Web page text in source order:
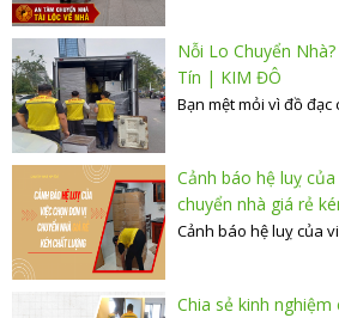
Nỗi Lo Chuyển
Tín | KIM ĐÔ
Bạn mệt mỏi vì đồ
Cảnh báo hệ luỵ
chuyển nhà giá rẻ
Cảnh báo hệ luỵ của
Chia sẻ kinh